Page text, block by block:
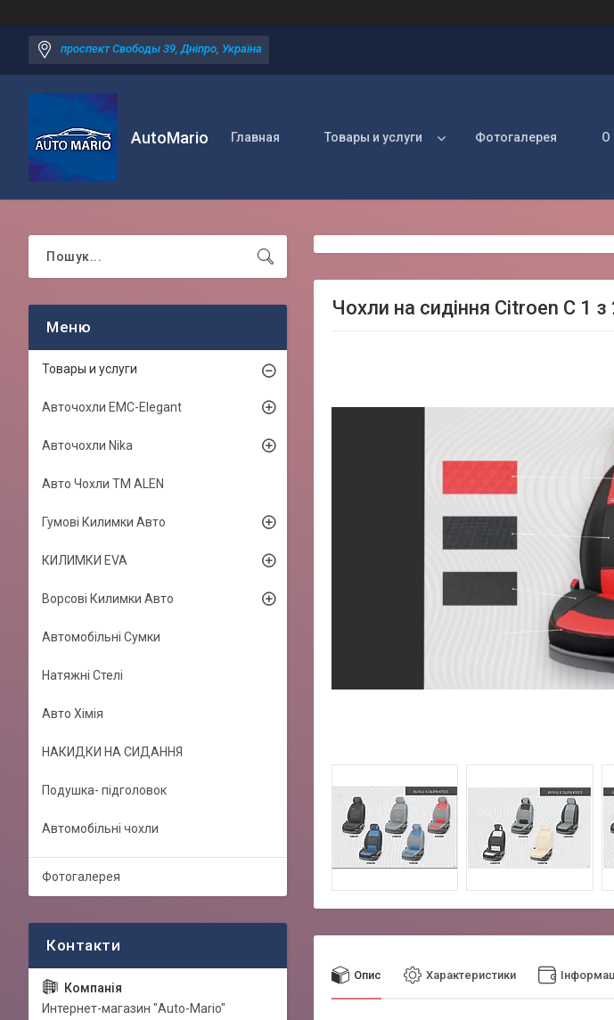
проспект Свободы 39, Дніпро, Україна
AutoMario Главная Товары и услуги Фотогалерея О
Чохли на сидіння Citroen C 1
Опис Характеристики
Товары и услуги
Авточохли EMC-Elegant
Авточохли Nika
Авто Чохли TM ALEN
Гумові Килимки Авто
КИЛИМКИ EVA
Ворсові Килимки Авто
Автомобільні Сумки
Натяжні Стелі
Авто Хімія
НАКИДКИ НА СИДАННЯ
Подушка- підголовок
Автомобільні чохли
Фотогалерея
Интернет-магазин "Auto-Mario"